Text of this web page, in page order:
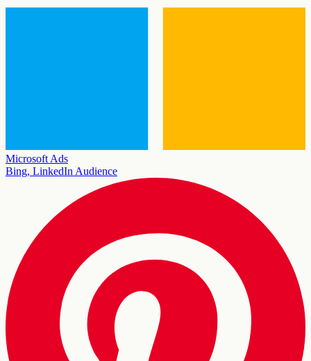
Microsoft Ads
Bing, LinkedIn Audience